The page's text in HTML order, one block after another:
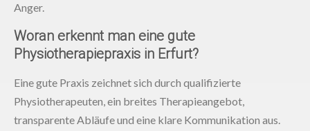
Anger.
Woran erkennt man eine gute
Physiotherapiepraxis in Erfurt?
Eine gute Praxis zeichnet sich durch qualifizierte
Physiotherapeuten, ein breites Therapieangebot,
transparente Abläufe und eine klare Kommunikation aus.